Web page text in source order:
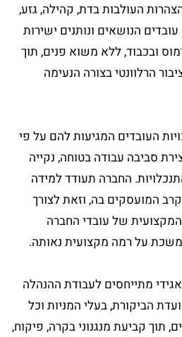
העולבות בדת, קהילה, גזע,
הנושאים ונותנים ישירות
ובכבוד, ללא משוא פנים, תוך
הרלוונטי בצורה הנעימה
העובדים המגיעות להם על פי
סביבה עבודה בטוחה, נקייה
החברה תעודד למידה
המועסקים בה, וזאת לצורך
של עובדי החברה
על רמה מקצועית נאותה.
מתייחסים לעבודת ההנהלה
הביקורת, בעלי המניות וכל
תוך קביעת מנגנוני בקרה, פיקוח,